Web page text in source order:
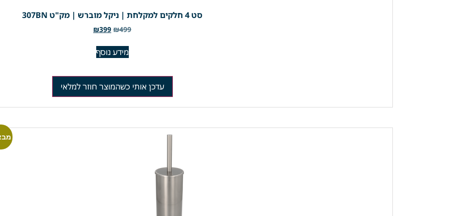
סט 4 חלקים למקלחת | ניקל מוברש | מק"ט 307BN
₪499
₪399
מידע נוסף
עדכן אותי כשהמוצר חוזר למלאי